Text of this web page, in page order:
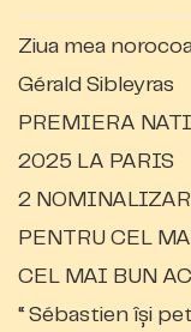
Ziua mea
Gérald Sibleyras
PREMIERA
2025 LA PARIS
2
PENTRU CEL
CEL MAI BUN
“ Sébastien își